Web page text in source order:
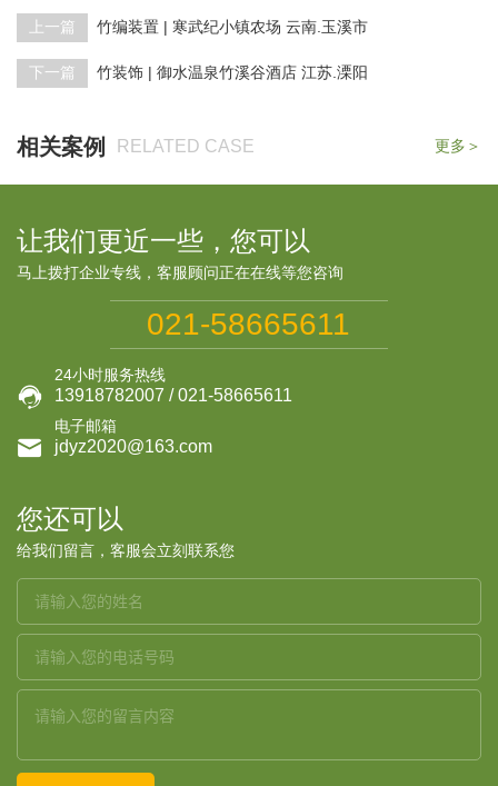
上一篇 竹编装置 | 寒武纪小镇农场 云南.玉溪市
下一篇 竹装饰 | 御水温泉竹溪谷酒店 江苏.溧阳
相关案例 RELATED CASE 更多＞
让我们更近一些，您可以
马上拨打企业专线，客服顾问正在在线等您咨询
021-58665611

24小时服务热线
13918782007 / 021-58665611

电子邮箱
jdyz2020@163.com
您还可以
给我们留言，客服会立刻联系您